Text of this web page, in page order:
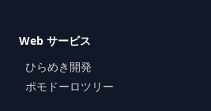
Web サービス
ひらめき開発
ポモドーロツリー